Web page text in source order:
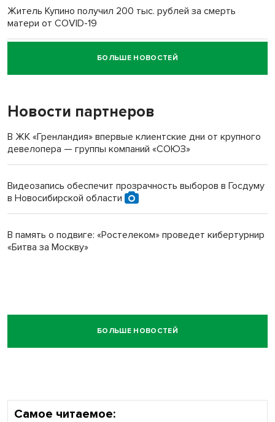
Житель Купино получил 200 тыс. рублей за смерть
матери от COVID-19
Новосибирский суд наказал водителя за смерть
пенсионерки на вокзале
БОЛЬШЕ НОВОСТЕЙ
Новости партнеров
В ЖК «Гренландия» впервые клиентские дни от крупного
девелопера — группы компаний «СОЮЗ»
Видеозапись обеспечит прозрачность выборов в Госдуму
в Новосибирской области
В память о подвиге: «Ростелеком» проведет кибертурнир
«Битва за Москву»
БОЛЬШЕ НОВОСТЕЙ
Самое читаемое: